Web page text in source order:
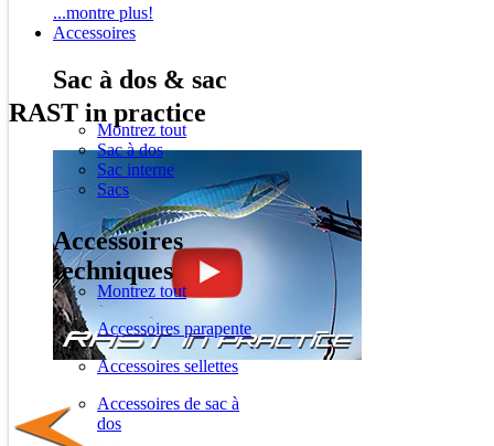
...montre plus!
Accessoires
Sac à dos & sac
Montrez tout
Sac à dos
Sac interne
Sacs
Accessoires
techniques
Montrez tout
Accessoires parapente
Accessoires sellettes
Accessoires de sac à
dos
RAST in practice